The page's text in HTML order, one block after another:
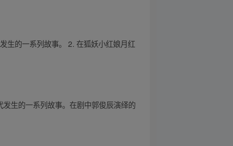
生的一系列故事。 2. 在狐妖小红娘月红
生的一系列故事。在剧中郭俊辰演绎的